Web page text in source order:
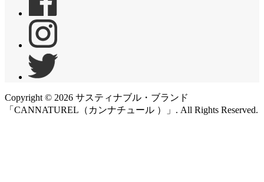
Copyright © 2026 サスティナブル・ブランド
「CANNATUREL（カンナチュール ）」. All Rights Reserved.